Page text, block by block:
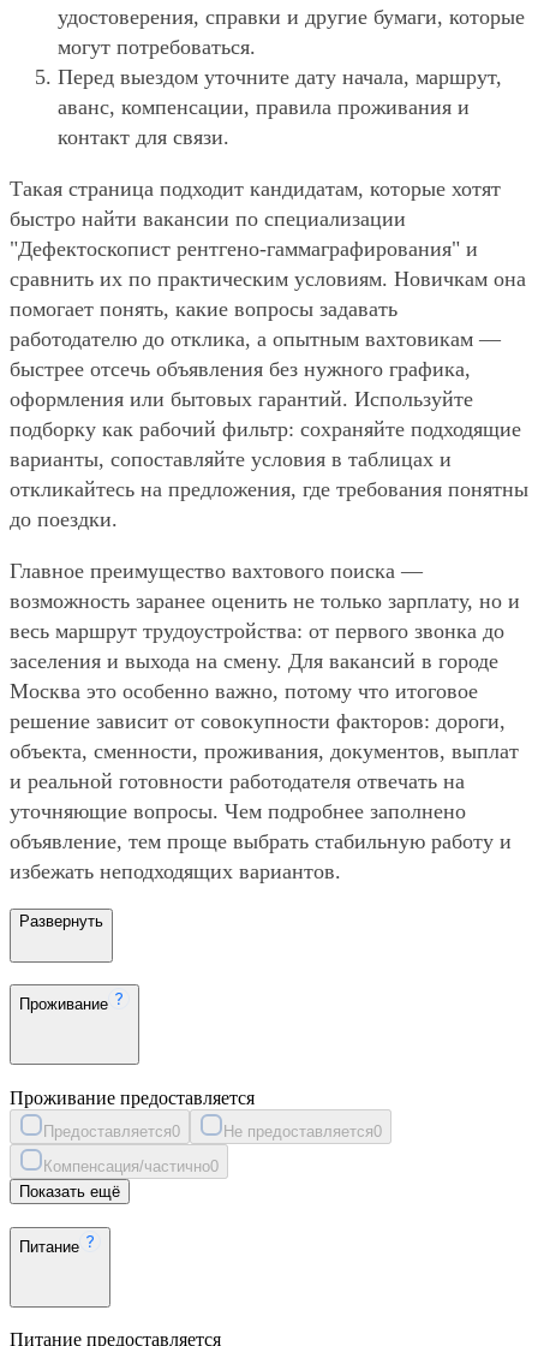
удостоверения, справки и другие бумаги, которые
могут потребоваться.
Перед выездом уточните дату начала, маршрут,
аванс, компенсации, правила проживания и
контакт для связи.
Такая страница подходит кандидатам, которые хотят
быстро найти вакансии по специализации
"Дефектоскопист рентгено-гаммаграфирования" и
сравнить их по практическим условиям. Новичкам она
помогает понять, какие вопросы задавать
работодателю до отклика, а опытным вахтовикам —
быстрее отсечь объявления без нужного графика,
оформления или бытовых гарантий. Используйте
подборку как рабочий фильтр: сохраняйте подходящие
варианты, сопоставляйте условия в таблицах и
откликайтесь на предложения, где требования понятны
до поездки.
Главное преимущество вахтового поиска —
возможность заранее оценить не только зарплату, но и
весь маршрут трудоустройства: от первого звонка до
заселения и выхода на смену. Для вакансий в городе
Москва это особенно важно, потому что итоговое
решение зависит от совокупности факторов: дороги,
объекта, сменности, проживания, документов, выплат
и реальной готовности работодателя отвечать на
уточняющие вопросы. Чем подробнее заполнено
объявление, тем проще выбрать стабильную работу и
избежать неподходящих вариантов.
Развернуть
Проживание
Проживание предоставляется
Предоставляется0 Не предоставляется0
Компенсация/частично0
Показать ещё
Питание
Питание предоставляется